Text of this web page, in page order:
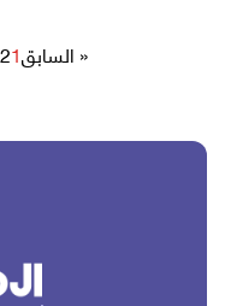
« السابق1
2